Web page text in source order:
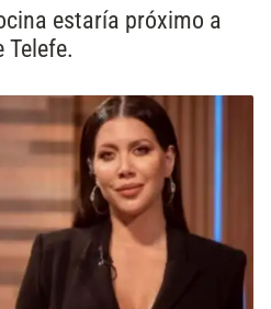
estaría próximo a
Telefe.